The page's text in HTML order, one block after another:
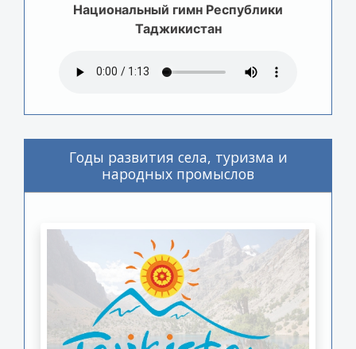
Национальный гимн Республики
Таджикистан
Годы развития села, туризма и
народных промыслов